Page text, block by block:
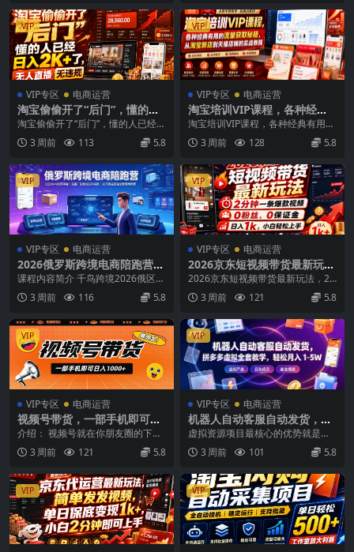
VIP
VIP专区 电商运营
淘宝偷偷开了“后门”，懂的人
已经日入2K+了，无人直播无
违规，一台电脑=一家24小时
营业的线上门店【揭秘】
淘宝偷偷开了“后门”，懂的人已经日
入2K+了，无人直播无违规，一台
电脑=一家24...
3 周前 113 5.8
VIP
VIP专区 电商运营
淘宝培训VIP课程，各种经典
有用的流量获取秘籍，从淘宝
新店到天猫店铺的实战教程(更
新7月)
淘宝培训VIP课程，各种经典有用的
流量获取秘籍，从淘宝新店到天猫
店铺的实战教程（...
3 周前 128 5.8
VIP
VIP专区 电商运营
2026俄罗斯跨境电商陪跑营：
OZON+WB双平台｜选品广告
物流ERP实操｜30天新店起店
全套落地教程
课程内容简介 千鸟跨境2026俄区电
商陪跑营覆盖OZON、Wildberrie
s... 3 周前 116 5.8
VIP
VIP专区 电商运营
2026京东短视频带货最新玩
法，2分钟一条爆款视频，0粉
丝，0保证金，日入1k，小白
轻松上手【揭秘】
2026京东短视频带货最新玩法，2
分钟一条爆款视频，0粉丝，0保证
金，日入1k，...
3 周前 121 5.8
VIP
VIP专区 电商运营
视频号带货，一部手机即可日
入1000+，无人直播玩法轻松
躺赚带货佣金
介绍： 视频号就在你朋友圈的下
面，是微信自己做的短视频版块，
跟抖音，快手一样，你...
3 周前 121 5.8
VIP
VIP专区 电商运营
机器人自动客服自动发货，拼
多多虚拟全套教学，轻松月入
1-5W
虚拟资源项目最核心的优势就是几
乎没有额外成本。备考真题、各类
PPT 模板这类素...
3 周前 101 5.8
VIP VIP